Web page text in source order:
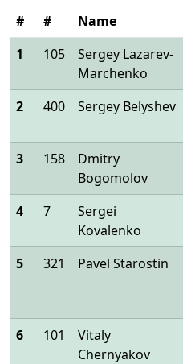
# # Name
1
105
Sergey Lazarev-
Marchenko
2
400 Sergey Belyshev
3
158
Dmitry
Bogomolov
4
7
Sergei
Kovalenko
5
321 Pavel Starostin
6
101
Vitaly
Chernyakov